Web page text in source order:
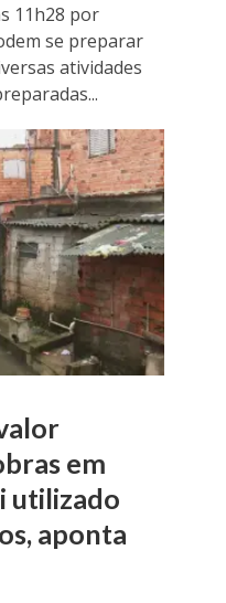
11h28 por
se preparar
atividades
em
utilizado
aponta